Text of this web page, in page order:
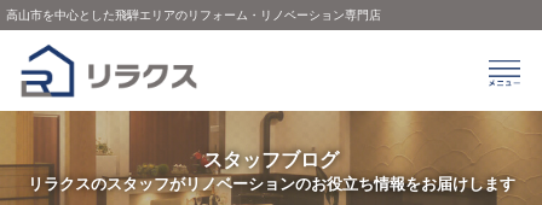
高山市を中心とした飛騨エリアのリフォーム・リノベーション専門店
スタッフブログ
リラクスのスタッフがリノベーションのお役立ち情報をお届けします